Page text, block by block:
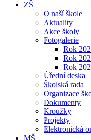
ZŠ
O naší škole
Aktuality
Akce školy
Fotogalerie
Rok
Rok
Rok
Úřední deska
Školská rada
Organizace
Dokumenty
Kroužky
Projekty
Elektronická
MŠ